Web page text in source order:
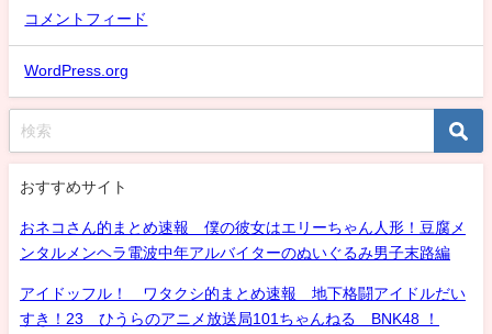
コメントフィード
WordPress.org
おすすめサイト
おネコさん的まとめ速報 僕の彼女はエリーちゃん人形！豆腐メ
ンタルメンヘラ電波中年アルバイターのぬいぐるみ男子末路編
アイドッフル！ ワタクシ的まとめ速報 地下格闘アイドルだい
すき！23 ひうらのアニメ放送局101ちゃんねる BNK48 ！